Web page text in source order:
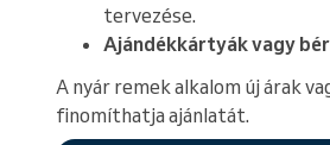
tervezése.
Ajándékkártyák vagy
A nyár remek alkalom új árak
finomíthatja ajánlatát.